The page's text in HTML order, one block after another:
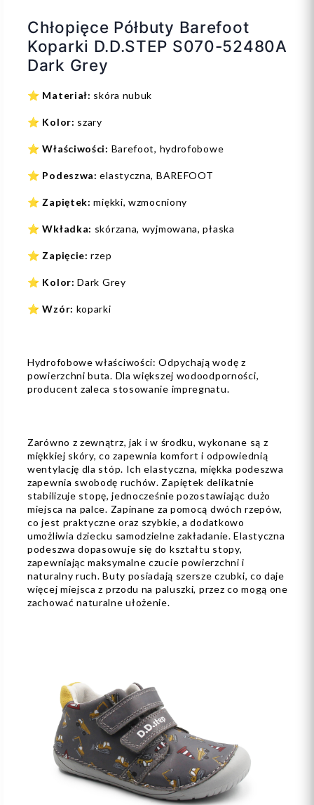
Chłopięce Półbuty Barefoot
Koparki D.D.STEP S070-52480A
Dark Grey
⭐ Materiał: skóra nubuk
⭐ Kolor: szary
⭐ Właściwości: Barefoot, hydrofobowe
⭐ Podeszwa:elastyczna, BAREFOOT
⭐ Zapiętek: miękki, wzmocniony
⭐Wkładka: skórzana, wyjmowana, płaska
⭐ Zapięcie: rzep
⭐ Kolor: Dark Grey
⭐Wzór: koparki
Hydrofobowe właściwości: Odpychają wodę z
powierzchni buta. Dla większej wodoodporności,
producent zaleca stosowanie impregnatu.
Zarówno z zewnątrz, jak i w środku, wykonane są z
miękkiej skóry, co zapewnia komfort i odpowiednią
wentylację dla stóp. Ich elastyczna, miękka podeszwa
zapewnia swobodę ruchów. Zapiętek delikatnie
stabilizuje stopę, jednocześnie pozostawiając dużo
miejsca na palce. Zapinane za pomocą dwóch rzepów,
co jest praktyczne oraz szybkie, a dodatkowo
umożliwia dziecku samodzielne zakładanie. Elastyczna
podeszwa dopasowuje się do kształtu stopy,
zapewniając maksymalne czucie powierzchni i
naturalny ruch. Buty posiadają szersze czubki, co daje
więcej miejsca z przodu na paluszki, przez co mogą one
zachować naturalne ułożenie.